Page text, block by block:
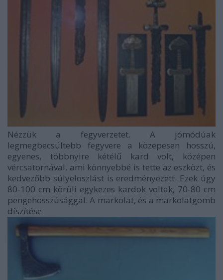
Nézzük a fegyverzetet. A jómódúak
legmegbecsültebb fegyvere a közepesen hosszú,
egyenes, többnyire kétélű kard volt, középen
vércsatornával, ami könnyebbé is tette az eszközt, és
kedvezőbb súlyeloszlást is eredményezett. Ezek úgy
80-100 cm körüli egykezes kardok voltak, 70-80 cm
pengehosszúsággal. A markolat, és a markolatgomb
díszítése